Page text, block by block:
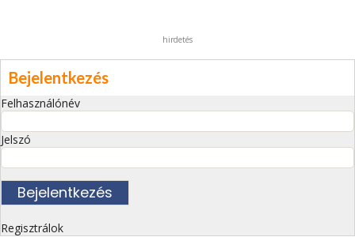
hirdetés
Bejelentkezés
Felhasználónév
Jelszó
Regisztrálok